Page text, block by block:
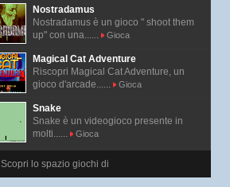
Nostradamus
Nostradamus è un gioco " shoot them
up" con una......
Gioca
Magical Cat Adventure
Riscopri Magical Cat Adventure, un
gioco d'arcade......
Gioca
Snake
Snake è un videogioco presente in
molti......
Gioca
Scopri lo spazio giochi di